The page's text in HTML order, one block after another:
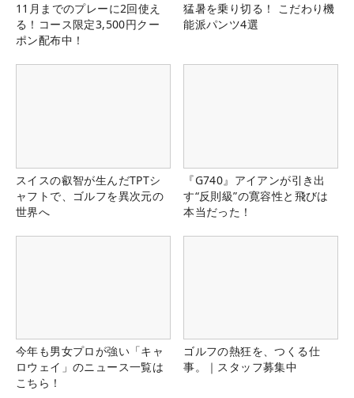
11月までのプレーに2回使え
る！コース限定3,500円クー
ポン配布中！
猛暑を乗り切る！ こだわり機
能派パンツ4選
スイスの叡智が生んだTPTシ
ャフトで、ゴルフを異次元の
世界へ
『G740』アイアンが引き出
す“反則級”の寛容性と飛びは
本当だった！
今年も男女プロが強い「キャ
ロウェイ」のニュース一覧は
こちら！
ゴルフの熱狂を、つくる仕
事。｜スタッフ募集中